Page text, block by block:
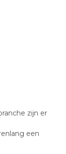
zijn er
een